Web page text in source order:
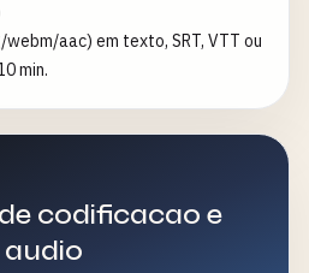
aac) em texto, SRT, VTT ou
min.
codificacao e